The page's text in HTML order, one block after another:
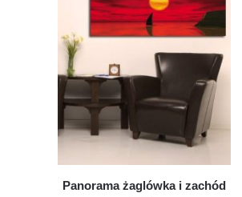
wybrać
na
produktu
Panorama żaglówka i zachód